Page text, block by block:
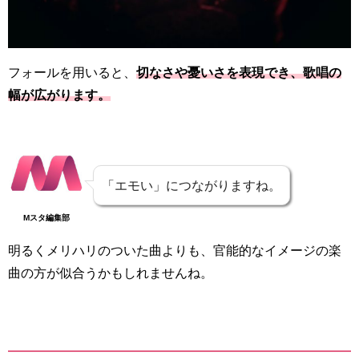
フォールを用いると、 切なさや憂いさを表現でき、歌唱の
幅が広がります。
Mスタ編集部
「エモい」につながりますね。
明るくメリハリのついた曲よりも、官能的なイメージの楽
曲の方が似合うかもしれませんね。